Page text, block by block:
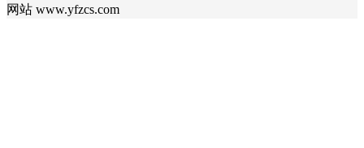
网站 www.yfzcs.com